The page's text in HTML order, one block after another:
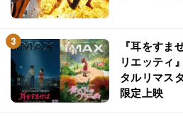
『耳をすま
リエッティ
タルリマス
限定上映